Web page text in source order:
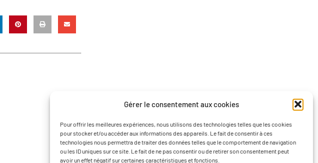
Gérer le consentement aux cookies
Pour offrir les meilleures expériences, nous utilisons des technologies telles que les cookies
pour stocker et/ou accéder aux informations des appareils. Le fait de consentir à ces
technologies nous permettra de traiter des données telles que le comportement de navigation
ou les ID uniques sur ce site. Le fait de ne pas consentir ou de retirer son consentement peut
avoir un effet négatif sur certaines caractéristiques et fonctions.